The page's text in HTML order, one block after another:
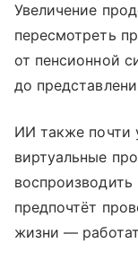
Увеличение
пересмотреть
от пенсионной
до
ИИ также почти
виртуальные
предпочтёт
жизни —